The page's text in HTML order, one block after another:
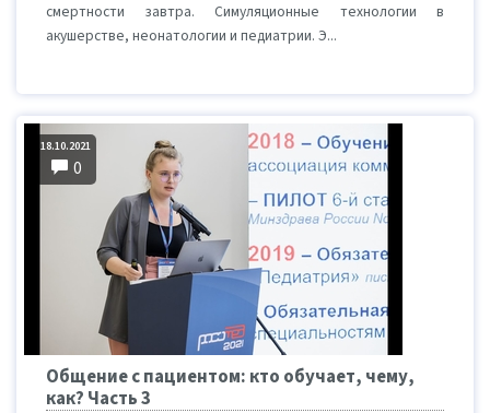
смертности завтра. Симуляционные технологии в
акушерстве, неонатологии и педиатрии. Э...
18.10.2021
0
Общение с пациентом: кто обучает, чему,
как? Часть 3